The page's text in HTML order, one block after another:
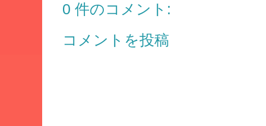
0 件のコメント:
コメントを投稿